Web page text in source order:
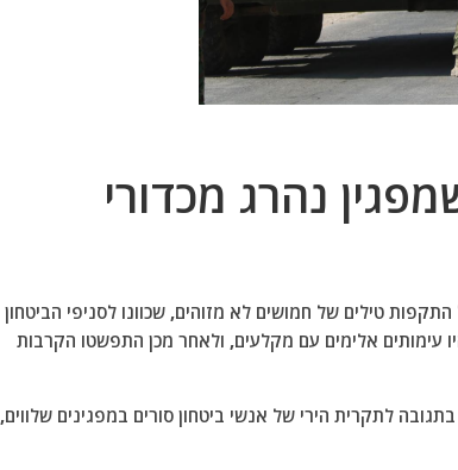
נהרג מכדורי
טילים של חמושים לא מזוהים, שכוונו לסניפי הביטחון
אלימים עם מקלעים, ולאחר מכן התפשטו הקרבות
לתקרית הירי של אנשי ביטחון סורים במפגינים שלווים,